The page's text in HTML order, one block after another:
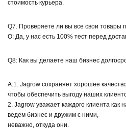
стоимость курьера.
Q7. Проверяете ли вы все свои товары
О: Да, у нас есть 100% тест перед
Q8: Как вы делаете наш бизнес
А:1. Jagrow сохраняет хорошее
чтобы обеспечить выгоду наших
2. Jagrow уважает каждого клиента как
ведем бизнес и дружим с ними,
неважно, откуда они.